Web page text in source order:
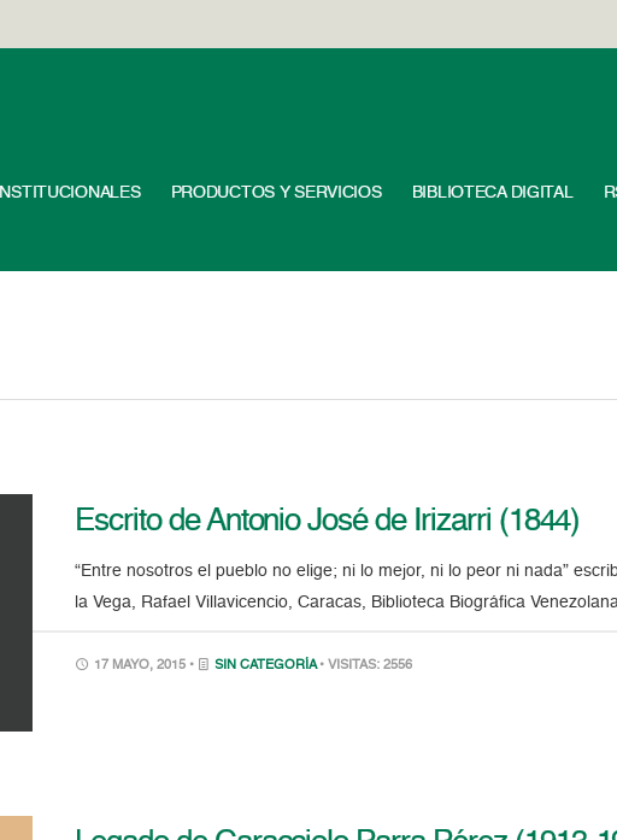
INSTITUCIONALES PRODUCTOS Y SERVICIOS BIBLIOTECA DIGITAL
Escrito de Antonio José de Irizarri (1844)
“Entre nosotros el pueblo no elige; ni lo mejor, ni lo peor ni nada”
la Vega, Rafael Villavicencio, Caracas, Biblioteca Biográfica
17 MAYO, 2015 • SIN CATEGORÍA • VISITAS: 2556